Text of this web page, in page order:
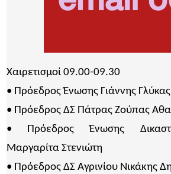
Χαιρετισμοί 09.00-09.30
• Πρόεδρος Ένωσης Γιάννης Γλύκας
• Πρόεδρος ΔΣ Πάτρας Ζούπας
• Πρόεδρος Ένωσης
Μαργαρίτα Στενιώτη
• Πρόεδρος ΔΣ Αγρινίου Νικάκης